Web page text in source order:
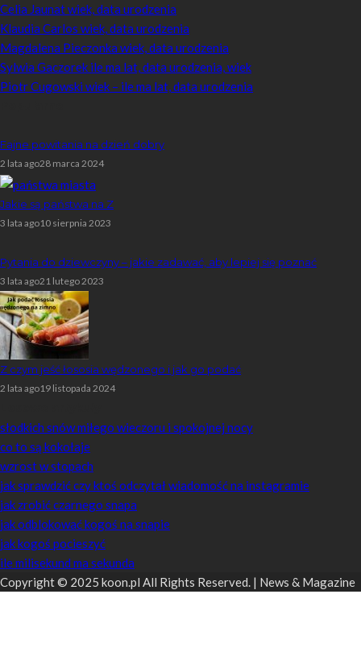
Celia Jaunat wiek, data urodzenia
Klaudia Carlos wiek, data urodzenia
Magdalena Pieczonka wiek, data urodzenia
Sylwia Gaczorek ile ma lat, data urodzenia, wiek
Piotr Cugowski wiek – ile ma lat, data urodzenia
Fajne powitania na dzień dobry
2 lata ago28 marca 2024
Jakie są państwa na Z
3 lata ago10 sierpnia 2023
Pytania do dziewczyny – jakie zadawać, aby lepiej się poznać
3 lata ago21 lutego 2023
Z czym jeść łososia wędzonego i jak go podać
2 lata ago19 listopada 2024
słodkich snów miłego wieczoru i spokojnej nocy
co to są kokołaje
wzrost w stopach
jak sprawdzić czy ktoś odczytał wiadomość na instagramie
jak zrobić czarnego snapa
jak odblokować kogoś na snapie
jak kogoś pocieszyć
ile milisekund ma sekunda
Copyright © 2025 koon.pl All Rights Reserved. | News & Magazine